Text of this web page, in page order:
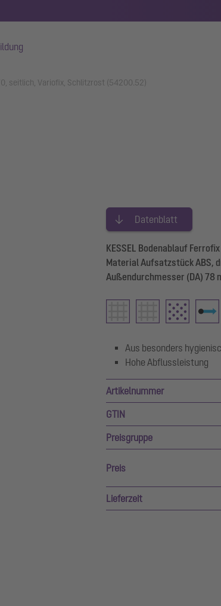
seitlich, Variofix, Schlitzrost (54200.52)
Datenblatt
KESSEL Bodenablauf
Material Aufsatzstück ABS,
Außendurchmesser (DA) 78
Aus besonders
Hohe Abflussleistung
Artikelnummer
GTIN
Preisgruppe
Preis
Lieferzeit